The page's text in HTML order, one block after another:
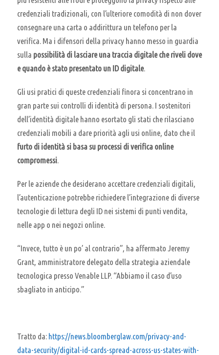
credenziali tradizionali, con l’ulteriore comodità di non dover
consegnare una carta o addirittura un telefono per la
verifica. Ma i difensori della privacy hanno messo in guardia
sulla possibilità di lasciare una traccia digitale che riveli dove
e quando è stato presentato un ID digitale.
Gli usi pratici di queste credenziali finora si concentrano in
gran parte sui controlli di identità di persona. I sostenitori
dell’identità digitale hanno esortato gli stati che rilasciano
credenziali mobili a dare priorità agli usi online, dato che il
furto di identità si basa su processi di verifica online
compromessi.
Per le aziende che desiderano accettare credenziali digitali,
l’autenticazione potrebbe richiedere l’integrazione di diverse
tecnologie di lettura degli ID nei sistemi di punti vendita,
nelle app o nei negozi online.
“Invece, tutto è un po’ al contrario”, ha affermato Jeremy
Grant, amministratore delegato della strategia aziendale
tecnologica presso Venable LLP. “Abbiamo il caso d’uso
sbagliato in anticipo.”
Tratto da: https://news.bloomberglaw.com/privacy-and-
data-security/digital-id-cards-spread-across-us-states-with-